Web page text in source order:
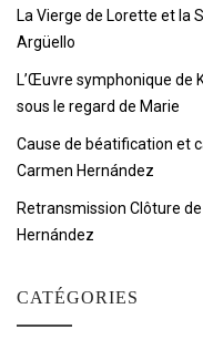
La Vierge de Lorette et la
Argüello
L’Œuvre symphonique de
sous le regard de Marie
Cause de béatification et
Carmen Hernández
Retransmission Clôture
Hernández
CATÉGORIES